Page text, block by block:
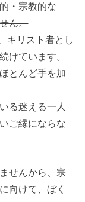
・宗教的な
ん。
キリスト者とし
けています。
とんど手を加
る迷える一人
ご縁にならな
せんから、宗
向けて、ぼく